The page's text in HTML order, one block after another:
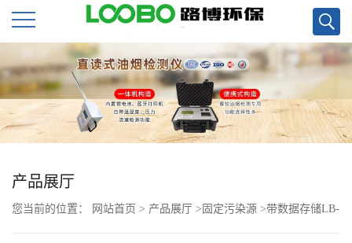
公
司
首
页
公
产品展厅
您当前的位置： 网站首页 > 产品展厅 > 固定污染源 >带数据存储LB-